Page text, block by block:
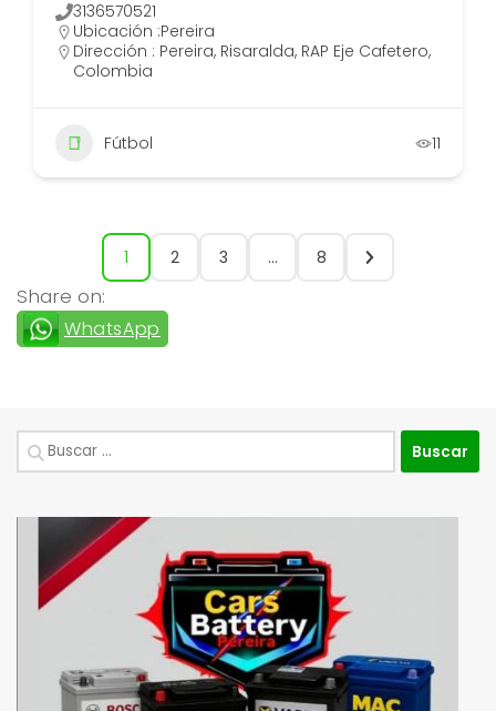
3136570521
Ubicación :Pereira
Dirección : Pereira, Risaralda, RAP Eje Cafetero,
Colombia
Fútbol 11
1 2 3 … 8
Share on:
WhatsApp
Buscar: